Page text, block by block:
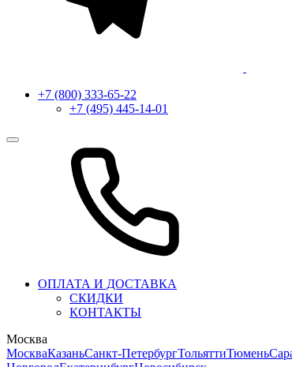
+7 (800) 333-65-22
+7 (495) 445-14-01
ОПЛАТА И ДОСТАВКА
СКИДКИ
КОНТАКТЫ
Москва
МоскваКазаньСанкт-ПетербургТольяттиТюмень